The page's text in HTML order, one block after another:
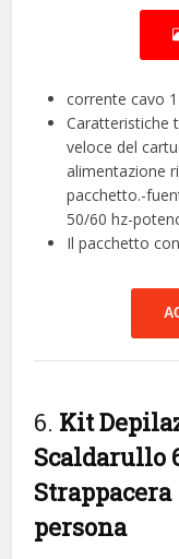
corrente cavo
Caratteristiche
veloce del
alimentazione
pacchetto.-
50/60 hz-
Il pacchetto
6. Kit
Scaldarullo
Strappacera
persona